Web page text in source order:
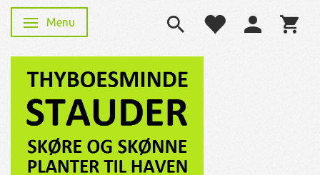
Skifte navigation
Menu